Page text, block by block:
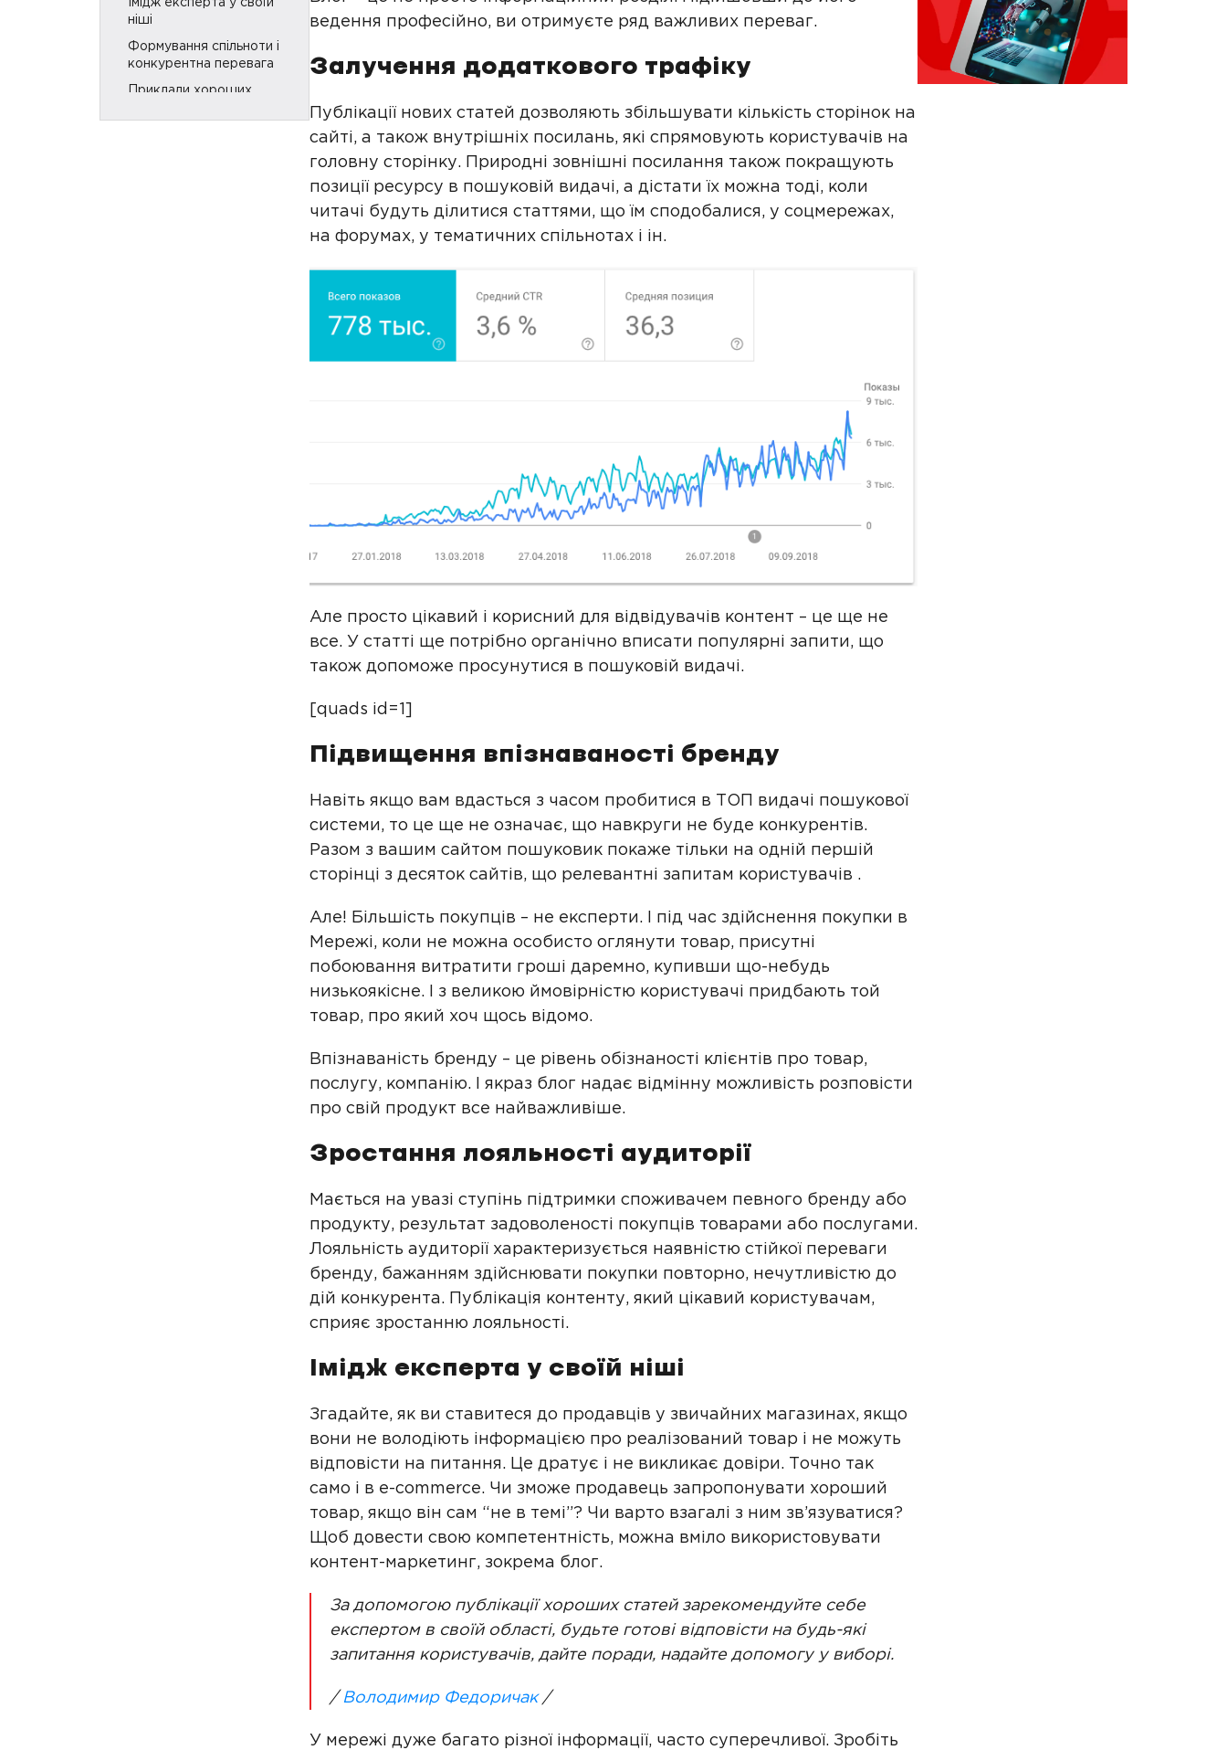
ніші
Формування спільноти і
конкурентна перевага
Приклади хороших
рівнятися
ведення професійно, ви отримуєте ряд важливих переваг.
Залучення додаткового трафіку
Публікації нових статей дозволяють збільшувати кількість сторінок на
сайті, а також внутрішніх посилань, які спрямовують користувачів на
головну сторінку. Природні зовнішні посилання також покращують
позиції ресурсу в пошуковій видачі, а дістати їх можна тоді, коли
читачі будуть ділитися статтями, що їм сподобалися, у соцмережах,
на форумах, у тематичних спільнотах і ін.
Але просто цікавий і корисний для відвідувачів контент – це ще не
все. У статті ще потрібно органічно вписати популярні запити, що
також допоможе просунутися в пошуковій видачі.
[quads id=1]
Підвищення впізнаваності бренду
Навіть якщо вам вдасться з часом пробитися в ТОП видачі пошукової
системи, то це ще не означає, що навкруги не буде конкурентів.
Разом з вашим сайтом пошуковик покаже тільки на одній першій
сторінці з десяток сайтів, що релевантні запитам користувачів .
Але! Більшість покупців – не експерти. І під час здійснення покупки в
Мережі, коли не можна особисто оглянути товар, присутні
побоювання витратити гроші даремно, купивши що-небудь
низькоякісне. І з великою ймовірністю користувачі придбають той
товар, про який хоч щось відомо.
Впізнаваність бренду – це рівень обізнаності клієнтів про товар,
послугу, компанію. І якраз блог надає відмінну можливість розповісти
про свій продукт все найважливіше.
Зростання лояльності аудиторії
Мається на увазі ступінь підтримки споживачем певного бренду або
продукту, результат задоволеності покупців товарами або послугами.
Лояльність аудиторії характеризується наявністю стійкої переваги
бренду, бажанням здійснювати покупки повторно, нечутливістю до
дій конкурента. Публікація контенту, який цікавий користувачам,
сприяє зростанню лояльності.
Імідж експерта у своїй ніші
Згадайте, як ви ставитеся до продавців у звичайних магазинах, якщо
вони не володіють інформацією про реалізований товар і не можуть
відповісти на питання. Це дратує і не викликає довіри. Точно так
само і в e-commerce. Чи зможе продавець запропонувати хороший
товар, якщо він сам “не в темі”? Чи варто взагалі з ним зв’язуватися?
Щоб довести свою компетентність, можна вміло використовувати
контент-маркетинг, зокрема блог.
За допомогою публікації хороших статей зарекомендуйте себе
експертом в своїй області, будьте готові відповісти на будь-які
запитання користувачів, дайте поради, надайте допомогу у виборі.
/Володимир Федоричак/
У мережі дуже багато різної інформації, часто суперечливої. Зробіть